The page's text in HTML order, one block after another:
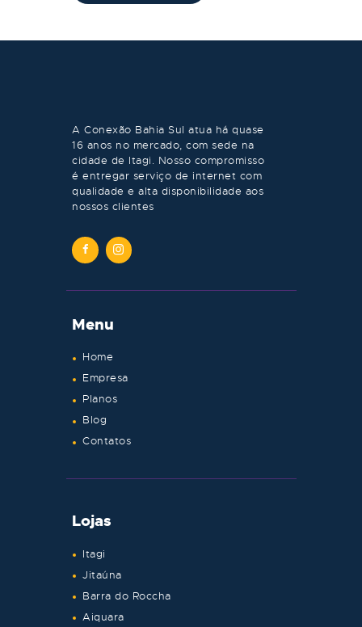
A Conexão Bahia Sul atua há quase
16 anos no mercado, com sede na
cidade de Itagi. Nosso compromisso
é entregar serviço de internet com
qualidade e alta disponibilidade aos
nossos clientes
Menu
Home
Empresa
Planos
Blog
Contatos
Lojas
Itagi
Jitaúna
Barra do Roccha
Aiquara